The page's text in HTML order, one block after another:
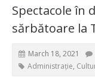
Spectacole în
sărbătoare la
March 18, 2021
Administrație,